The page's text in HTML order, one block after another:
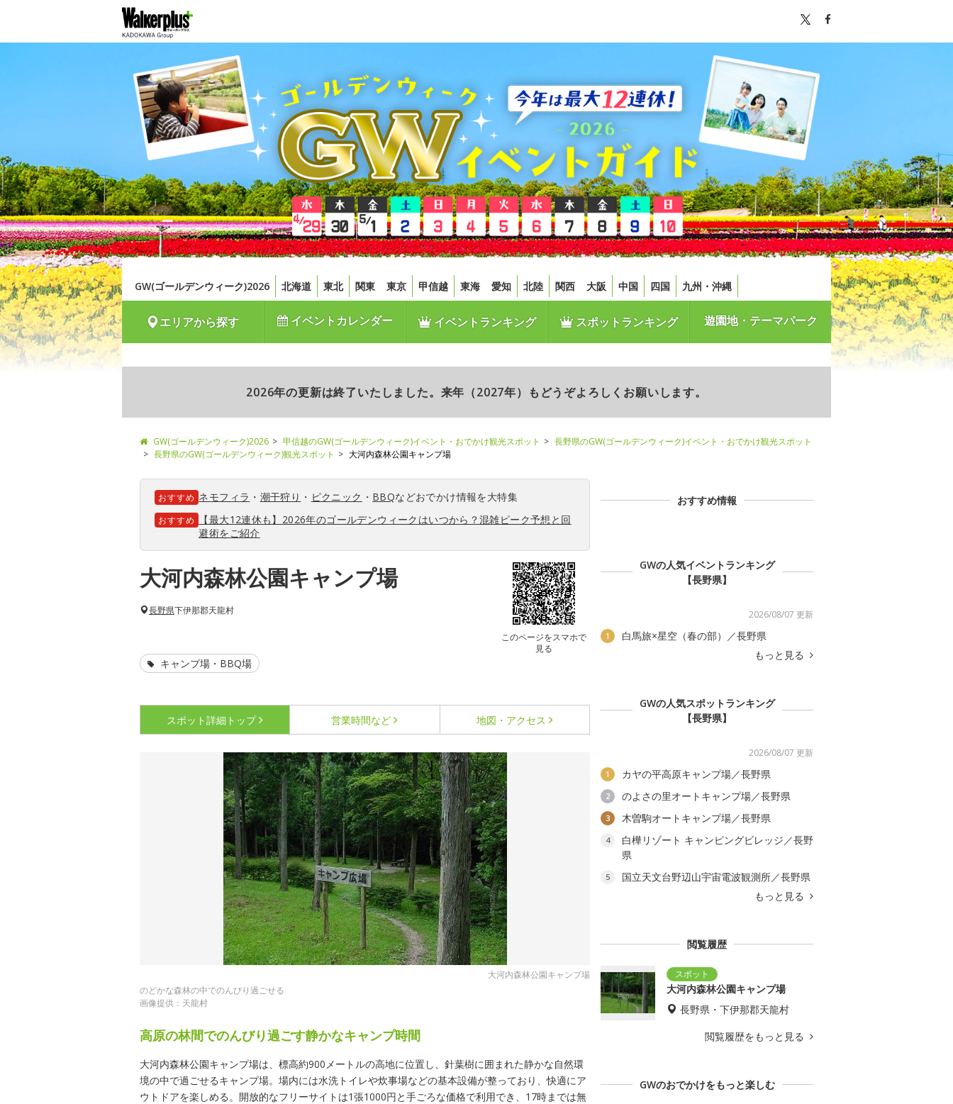
GW(ゴールデンウィーク)2026 北海道 東北 関東 東京 甲信越 東海 愛知 北陸 関西 大阪 中国 四国 九州・沖縄
エリアから探す イベントカレンダー イベントランキング スポットランキング 遊園地・テーマパーク
2026年の更新は終了いたしました。来年（2027年）もどうぞよろしくお願いします。
GW(ゴールデンウィーク)2026 甲信越のGW(ゴールデンウィーク)イベント・おでかけ観光スポット
長野県のGW(ゴールデンウィーク)イベント・おでかけ観光スポット
長野県のGW(ゴールデンウィーク)観光スポット
大河内森林公園キャンプ場
おすすめ ネモフィラ ・ 潮干狩り ・ ピクニック ・ BBQなどおでかけ情報を大特集
おすすめ
【最大12連休も】2026年のゴールデンウィークはいつから？混雑ピーク予想と回
避術をご紹介
大河内森林公園キャンプ場
このページをスマホで
見る
長野県下伊那郡天龍村
キャンプ場・BBQ場
スポット詳細 トップ 営業時間など 地図・アクセス
大河内森林公園キャンプ場
のどかな森林の中でのんびり過ごせる
画像提供：天龍村
高原の林間でのんびり過ごす静かなキャンプ時間
大河内森林公園キャンプ場は、標高約900メートルの高地に位置し、針葉樹に囲まれた静かな自然環
境の中で過ごせるキャンプ場。場内には水洗トイレや炊事場などの基本設備が整っており、快適にア
ウトドアを楽しめる。開放的なフリーサイトは1張1000円と手ごろな価格で利用でき、17時までは無
おすすめ情報
GWの人気イベントランキング
【長野県】
2026/08/07 更新
1
白馬旅×星空（春の部）／長野県
もっと見る
GWの人気スポットランキング
【長野県】
2026/08/07 更新
1 カヤの平高原キャンプ場／長野県
2 のよさの里オートキャンプ場／長野県
3 木曽駒オートキャンプ場／長野県
4
白樺リゾート キャンピングビレッジ／長野
県
5
国立天文台野辺山宇宙電波観測所／長野県
もっと見る
閲覧履歴
大河内森林公園キャンプ場
長野県・下伊那郡天龍村
閲覧履歴をもっと見る
GWのおでかけをもっと楽しむ